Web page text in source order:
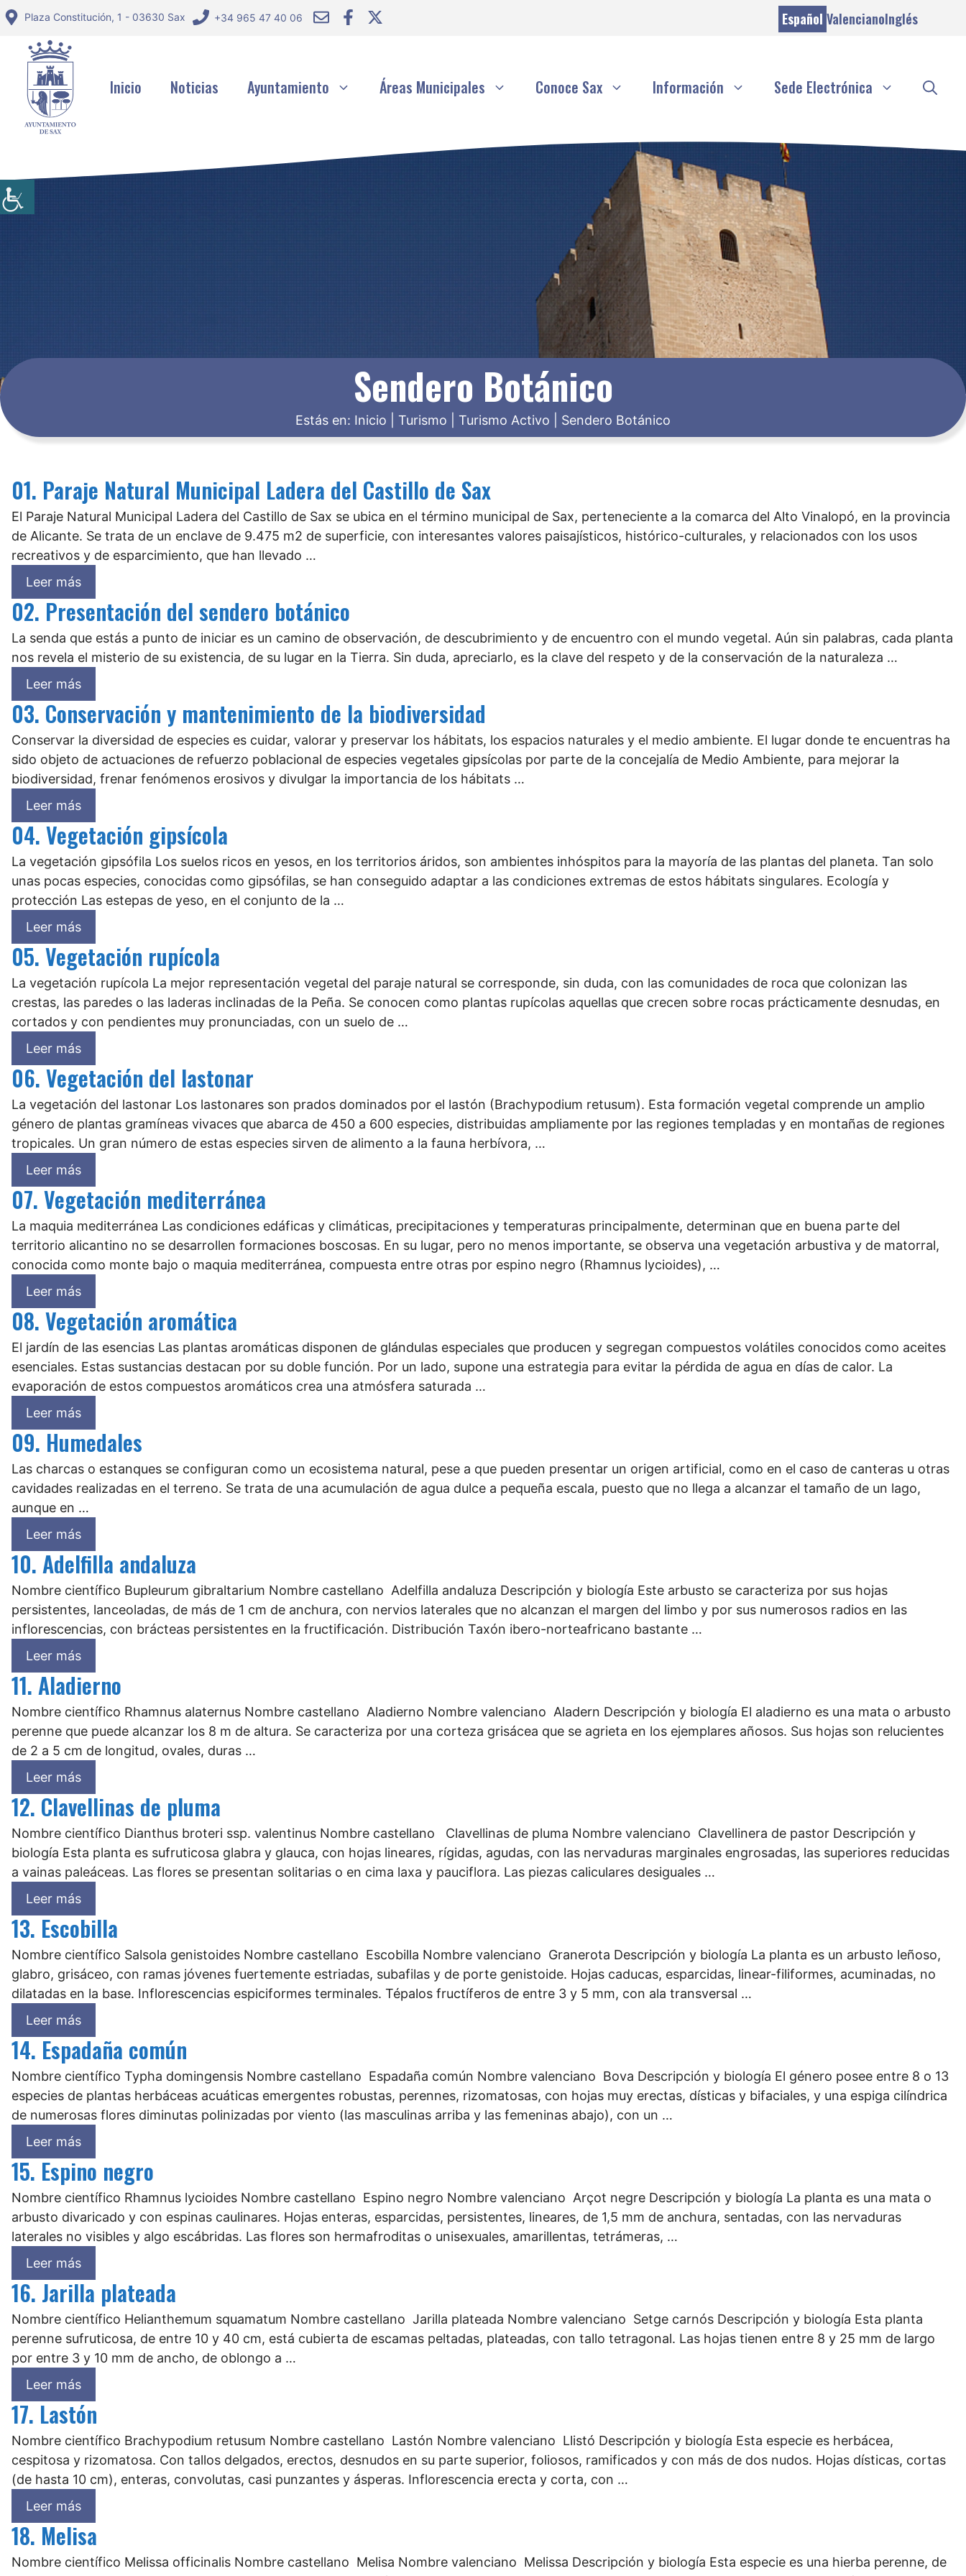
Saltar
contenido
Plaza Constitución, 1 - 03630 Sax +34 965 47 40 06 Español ValencianoInglés
Inicio Noticias Ayuntamiento Áreas Municipales Conoce Sax Información Sede Electrónica
Sendero Botánico
Estás en: Inicio Turismo Turismo Activo Sendero Botánico
01. Paraje Natural Municipal Ladera del Castillo de Sax
El Paraje Natural Municipal Ladera del Castillo de Sax se ubica en el término municipal de Sax, perteneciente a la comarca del Alto Vinalopó, en la provincia
de Alicante. Se trata de un enclave de 9.475 m2 de superficie, con interesantes valores paisajísticos, histórico-culturales, y relacionados con los usos
recreativos y de esparcimiento, que han llevado …
Leer más
02. Presentación del sendero botánico
La senda que estás a punto de iniciar es un camino de observación, de descubrimiento y de encuentro con el mundo vegetal. Aún sin palabras, cada planta
nos revela el misterio de su existencia, de su lugar en la Tierra. Sin duda, apreciarlo, es la clave del respeto y de la conservación de la naturaleza …
Leer más
03. Conservación y mantenimiento de la biodiversidad
Conservar la diversidad de especies es cuidar, valorar y preservar los hábitats, los espacios naturales y el medio ambiente. El lugar donde te encuentras ha
sido objeto de actuaciones de refuerzo poblacional de especies vegetales gipsícolas por parte de la concejalía de Medio Ambiente, para mejorar la
biodiversidad, frenar fenómenos erosivos y divulgar la importancia de los hábitats …
Leer más
04. Vegetación gipsícola
La vegetación gipsófila Los suelos ricos en yesos, en los territorios áridos, son ambientes inhóspitos para la mayoría de las plantas del planeta. Tan solo
unas pocas especies, conocidas como gipsófilas, se han conseguido adaptar a las condiciones extremas de estos hábitats singulares. Ecología y
protección Las estepas de yeso, en el conjunto de la …
Leer más
05. Vegetación rupícola
La vegetación rupícola La mejor representación vegetal del paraje natural se corresponde, sin duda, con las comunidades de roca que colonizan las
crestas, las paredes o las laderas inclinadas de la Peña. Se conocen como plantas rupícolas aquellas que crecen sobre rocas prácticamente desnudas, en
cortados y con pendientes muy pronunciadas, con un suelo de …
Leer más
06. Vegetación del lastonar
La vegetación del lastonar Los lastonares son prados dominados por el lastón (Brachypodium retusum). Esta formación vegetal comprende un amplio
género de plantas gramíneas vivaces que abarca de 450 a 600 especies, distribuidas ampliamente por las regiones templadas y en montañas de regiones
tropicales. Un gran número de estas especies sirven de alimento a la fauna herbívora, …
Leer más
07. Vegetación mediterránea
La maquia mediterránea Las condiciones edáficas y climáticas, precipitaciones y temperaturas principalmente, determinan que en buena parte del
territorio alicantino no se desarrollen formaciones boscosas. En su lugar, pero no menos importante, se observa una vegetación arbustiva y de matorral,
conocida como monte bajo o maquia mediterránea, compuesta entre otras por espino negro (Rhamnus lycioides), …
Leer más
08. Vegetación aromática
El jardín de las esencias Las plantas aromáticas disponen de glándulas especiales que producen y segregan compuestos volátiles conocidos como aceites
esenciales. Estas sustancias destacan por su doble función. Por un lado, supone una estrategia para evitar la pérdida de agua en días de calor. La
evaporación de estos compuestos aromáticos crea una atmósfera saturada …
Leer más
09. Humedales
Las charcas o estanques se configuran como un ecosistema natural, pese a que pueden presentar un origen artificial, como en el caso de canteras u otras
cavidades realizadas en el terreno. Se trata de una acumulación de agua dulce a pequeña escala, puesto que no llega a alcanzar el tamaño de un lago,
aunque en …
Leer más
10. Adelfilla andaluza
Nombre científico Bupleurum gibraltarium Nombre castellano Adelfilla andaluza Descripción y biología Este arbusto se caracteriza por sus hojas
persistentes, lanceoladas, de más de 1 cm de anchura, con nervios laterales que no alcanzan el margen del limbo y por sus numerosos radios en las
inflorescencias, con brácteas persistentes en la fructificación. Distribución Taxón ibero-norteafricano bastante …
Leer más
11. Aladierno
Nombre científico Rhamnus alaternus Nombre castellano Aladierno Nombre valenciano Aladern Descripción y biología El aladierno es una mata o arbusto
perenne que puede alcanzar los 8 m de altura. Se caracteriza por una corteza grisácea que se agrieta en los ejemplares añosos. Sus hojas son relucientes
de 2 a 5 cm de longitud, ovales, duras …
Leer más
12. Clavellinas de pluma
Nombre científico Dianthus broteri ssp. valentinus Nombre castellano Clavellinas de pluma Nombre valenciano Clavellinera de pastor Descripción y
biología Esta planta es sufruticosa glabra y glauca, con hojas lineares, rígidas, agudas, con las nervaduras marginales engrosadas, las superiores reducidas
a vainas paleáceas. Las flores se presentan solitarias o en cima laxa y pauciflora. Las piezas caliculares desiguales …
Leer más
13. Escobilla
Nombre científico Salsola genistoides Nombre castellano Escobilla Nombre valenciano Granerota Descripción y biología La planta es un arbusto leñoso,
glabro, grisáceo, con ramas jóvenes fuertemente estriadas, subafilas y de porte genistoide. Hojas caducas, esparcidas, linear-filiformes, acuminadas, no
dilatadas en la base. Inflorescencias espiciformes terminales. Tépalos fructíferos de entre 3 y 5 mm, con ala transversal …
Leer más
14. Espadaña común
Nombre científico Typha domingensis Nombre castellano Espadaña común Nombre valenciano Bova Descripción y biología El género posee entre 8 o 13
especies de plantas herbáceas acuáticas emergentes robustas, perennes, rizomatosas, con hojas muy erectas, dísticas y bifaciales, y una espiga cilíndrica
de numerosas flores diminutas polinizadas por viento (las masculinas arriba y las femeninas abajo), con un …
Leer más
15. Espino negro
Nombre científico Rhamnus lycioides Nombre castellano Espino negro Nombre valenciano Arçot negre Descripción y biología La planta es una mata o
arbusto divaricado y con espinas caulinares. Hojas enteras, esparcidas, persistentes, lineares, de 1,5 mm de anchura, sentadas, con las nervaduras
laterales no visibles y algo escábridas. Las flores son hermafroditas o unisexuales, amarillentas, tetrámeras, …
Leer más
16. Jarilla plateada
Nombre científico Helianthemum squamatum Nombre castellano Jarilla plateada Nombre valenciano Setge carnós Descripción y biología Esta planta
perenne sufruticosa, de entre 10 y 40 cm, está cubierta de escamas peltadas, plateadas, con tallo tetragonal. Las hojas tienen entre 8 y 25 mm de largo
por entre 3 y 10 mm de ancho, de oblongo a …
Leer más
17. Lastón
Nombre científico Brachypodium retusum Nombre castellano Lastón Nombre valenciano Llistó Descripción y biología Esta especie es herbácea,
cespitosa y rizomatosa. Con tallos delgados, erectos, desnudos en su parte superior, foliosos, ramificados y con más de dos nudos. Hojas dísticas, cortas
(de hasta 10 cm), enteras, convolutas, casi punzantes y ásperas. Inflorescencia erecta y corta, con …
Leer más
18. Melisa
Nombre científico Melissa officinalis Nombre castellano Melisa Nombre valenciano Melissa Descripción y biología Esta especie es una hierba perenne, de